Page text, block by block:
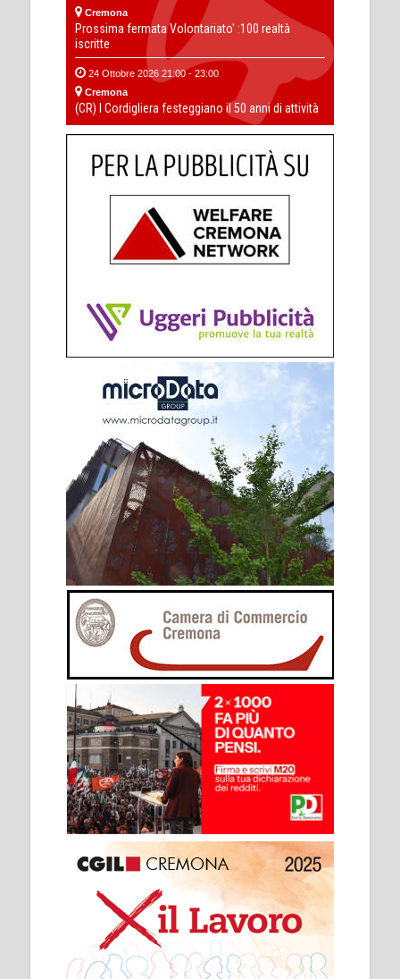
Cremona
Prossima fermata Volontariato' :100 realtà
iscritte
24 Ottobre 2026 21:00 - 23:00
Cremona
(CR) I Cordigliera festeggiano il 50 anni di attività